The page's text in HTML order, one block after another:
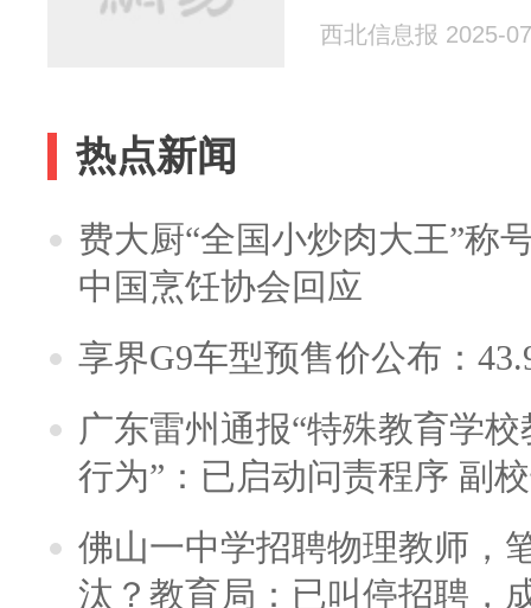
西北信息报 2025-
热点新闻
费大厨“全国小炒肉大王”称
中国烹饪协会回应
享界G9车型预售价公布：
广东雷州通报“特殊教育学
行为”：已启动问责程序 副
佛山一中学招聘物理教师，
汰？教育局：已叫停招聘，